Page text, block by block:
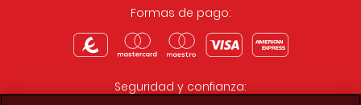
Formas de pago:
Seguridad y confianza: